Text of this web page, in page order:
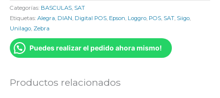
Categorías: BASCULAS, SAT
Etiquetas: Alegra, DIAN, Digital POS, Epson, Loggro, POS, SAT, Siigo,
Unilago, Zebra
Puedes realizar el pedido ahora mismo!
Productos relacionados